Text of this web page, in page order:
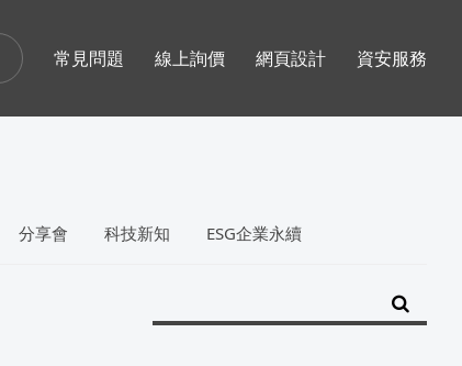
分享會 科技新知 ESG企業永續